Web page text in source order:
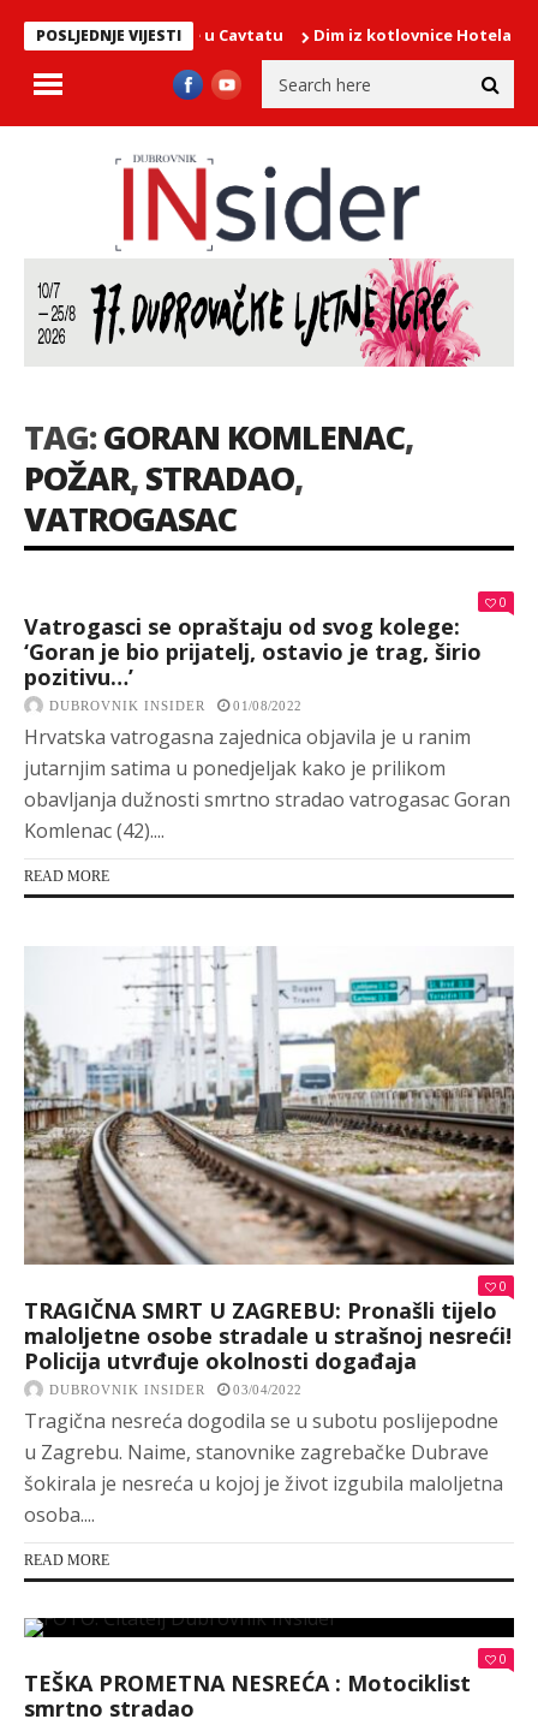
POSLJEDNJE VIJESTI
Gospe Snježne u Cavtatu Dim iz kotlovnice Hotela More,
TAG:GORAN KOMLENAC,
POŽAR,STRADAO,
VATROGASAC
0
Vatrogasci se opraštaju od svog kolege:
‘Goran je bio prijatelj, ostavio je trag, širio
pozitivu…’
DUBROVNIK INSIDER 01/08/2022
Hrvatska vatrogasna zajednica objavila je u ranim
jutarnjim satima u ponedjeljak kako je prilikom
obavljanja dužnosti smrtno stradao vatrogasac Goran
Komlenac (42)....
READ MORE
0
TRAGIČNA SMRT U ZAGREBU: Pronašli tijelo
maloljetne osobe stradale u strašnoj nesreći!
Policija utvrđuje okolnosti događaja
DUBROVNIK INSIDER 03/04/2022
Tragična nesreća dogodila se u subotu poslijepodne
u Zagrebu. Naime, stanovnike zagrebačke Dubrave
šokirala je nesreća u kojoj je život izgubila maloljetna
osoba....
READ MORE
0
TEŠKA PROMETNA NESREĆA : Motociklist
smrtno stradao